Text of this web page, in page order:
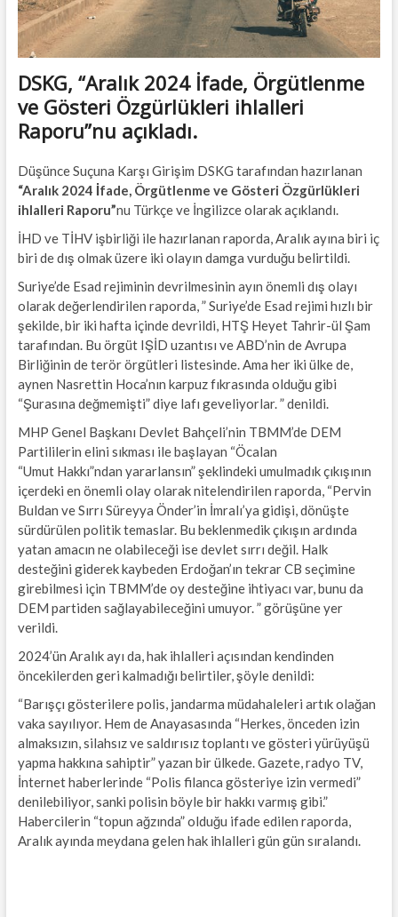
DSKG, “Aralık 2024 İfade, Örgütlenme
ve Gösteri Özgürlükleri ihlalleri
Raporu”nu açıkladı.
Düşünce Suçuna Karşı Girişim DSKG tarafından hazırlanan
“Aralık 2024 İfade, Örgütlenme ve Gösteri Özgürlükleri
ihlalleri Raporu”nu Türkçe ve İngilizce olarak açıklandı.
İHD ve TİHV işbirliği ile hazırlanan raporda, Aralık ayına biri iç
biri de dış olmak üzere iki olayın damga vurduğu belirtildi.
Suriye’de Esad rejiminin devrilmesinin ayın önemli dış olayı
olarak değerlendirilen raporda, ” Suriye’de Esad rejimi hızlı bir
şekilde, bir iki hafta içinde devrildi, HTŞ Heyet Tahrir-ül Şam
tarafından. Bu örgüt IŞİD uzantısı ve ABD’nin de Avrupa
Birliğinin de terör örgütleri listesinde. Ama her iki ülke de,
aynen Nasrettin Hoca’nın karpuz fıkrasında olduğu gibi
“Şurasına değmemişti” diye lafı geveliyorlar. ” denildi.
MHP Genel Başkanı Devlet Bahçeli’nin TBMM’de DEM
Partililerin elini sıkması ile başlayan “Öcalan
“Umut Hakkı”ndan yararlansın” şeklindeki umulmadık çıkışının
içerdeki en önemli olay olarak nitelendirilen raporda, “Pervin
Buldan ve Sırrı Süreyya Önder’in İmralı’ya gidişi, dönüşte
sürdürülen politik temaslar. Bu beklenmedik çıkışın ardında
yatan amacın ne olabileceği ise devlet sırrı değil. Halk
desteğini giderek kaybeden Erdoğan’ın tekrar CB seçimine
girebilmesi için TBMM’de oy desteğine ihtiyacı var, bunu da
DEM partiden sağlayabileceğini umuyor. ” görüşüne yer
verildi.
2024’ün Aralık ayı da, hak ihlalleri açısından kendinden
öncekilerden geri kalmadığı belirtiler, şöyle denildi:
“Barışçı gösterilere polis, jandarma müdahaleleri artık olağan
vaka sayılıyor. Hem de Anayasasında “Herkes, önceden izin
almaksızın, silahsız ve saldırısız toplantı ve gösteri yürüyüşü
yapma hakkına sahiptir” yazan bir ülkede. Gazete, radyo TV,
İnternet haberlerinde “Polis filanca gösteriye izin vermedi”
denilebiliyor, sanki polisin böyle bir hakkı varmış gibi.”
Habercilerin “topun ağzında” olduğu ifade edilen raporda,
Aralık ayında meydana gelen hak ihlalleri gün gün sıralandı.